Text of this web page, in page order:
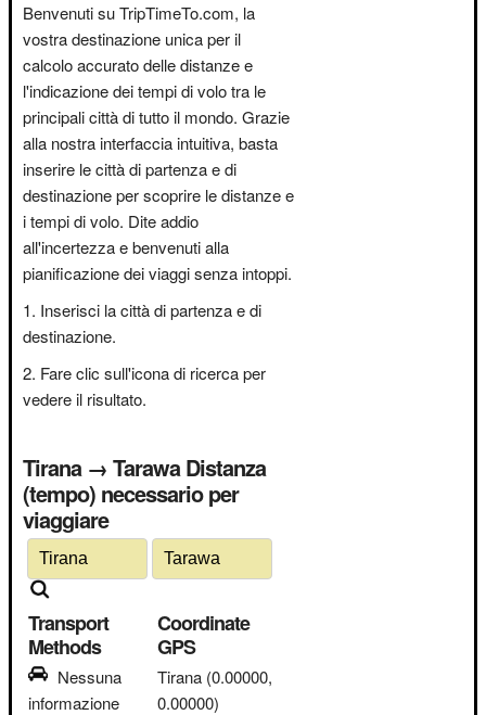
Benvenuti su TripTimeTo.com, la
vostra destinazione unica per il
calcolo accurato delle distanze e
l'indicazione dei tempi di volo tra le
principali città di tutto il mondo. Grazie
alla nostra interfaccia intuitiva, basta
inserire le città di partenza e di
destinazione per scoprire le distanze e
i tempi di volo. Dite addio
all'incertezza e benvenuti alla
pianificazione dei viaggi senza intoppi.
Inserisci la città di partenza e di
destinazione.
Fare clic sull'icona di ricerca per
vedere il risultato.
Tirana → Tarawa Distanza
(tempo) necessario per
viaggiare
Transport
Methods
Nessuna
informazione
Coordinate
GPS
Tirana (0.00000,
0.00000)